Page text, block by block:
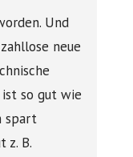
Und
neue
so gut wie
spart
z. B.